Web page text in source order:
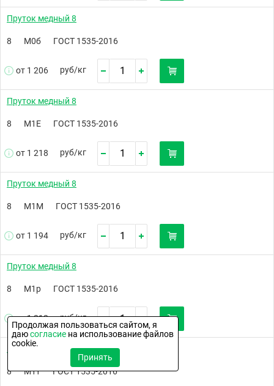
Пруток медный 8
8 М0б ГОСТ 1535-2016
от 1 206 руб/кг
Пруток медный 8
8 М1Е ГОСТ 1535-2016
от 1 218 руб/кг
Пруток медный 8
8 М1М ГОСТ 1535-2016
от 1 194 руб/кг
Пруток медный 8
8 М1р ГОСТ 1535-2016
от 1 212 руб/кг
Пруток медный 8
8 М1т ГОСТ 1535-2016
Продолжая пользоваться сайтом, я
даюсогласие на использование файлов
cookie.
Принять